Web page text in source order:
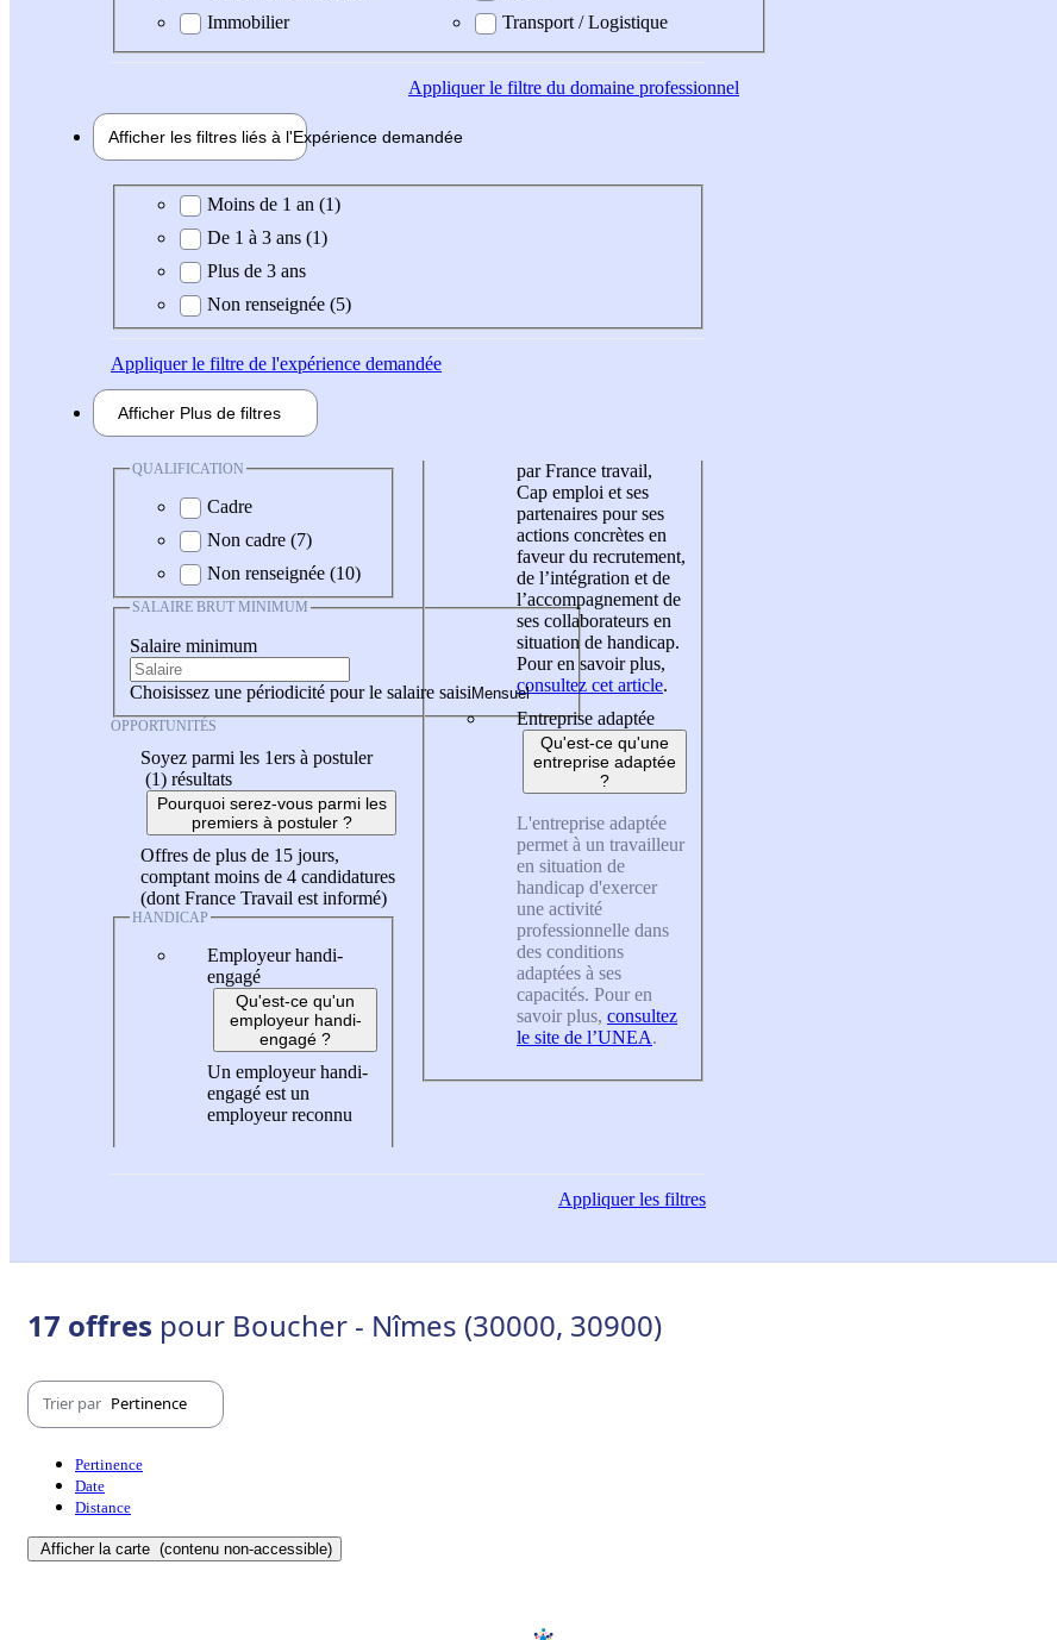
Immobilier
Transport / Logistique
Appliquerle filtre du domaine professionnel
Afficher les filtres liés à l'Expérience demandée
Expérience demandée
Moins de 1 an (1)
De 1 à 3 ans (1)
Plus de 3 ans
Non renseignée (5)
Appliquerle filtre de l'expérience demandée
Afficher Plus de filtres
QUALIFICATION
Cadre
Non cadre (7)
Non renseignée (10)
SALAIRE BRUT MINIMUM
Salaire minimum
Choisissez une périodicité pour le salaire saisi
OPPORTUNITÉS
Soyez parmi les 1ers à postuler
(1) résultats
Pourquoi serez-vous parmi les
premiers à postuler ?
Offres de plus de 15 jours,
comptant moins de 4 candidatures
(dont France Travail est informé)
HANDICAP
Employeur handi-
engagé
Qu'est-ce qu'un
employeur handi-
engagé ?
Un employeur handi-
engagé est un
employeur reconnu
par France travail,
Cap emploi et ses
partenaires pour ses
actions concrètes en
faveur du recrutement,
de l’intégration et de
l’accompagnement de
ses collaborateurs en
situation de handicap.
Pour en savoir plus,
consultez cet article.
Entreprise adaptée
Qu'est-ce qu'une
entreprise adaptée
?
L'entreprise adaptée
permet à un travailleur
en situation de
handicap d'exercer
une activité
professionnelle dans
des conditions
adaptées à ses
capacités. Pour en
savoir plus, consultez
le site de l’UNEA.
Appliquerles filtres
17 offres pour Boucher - Nîmes (30000, 30900)
Trier par Pertinence
Pertinence
Date
Distance
Afficher la carte (contenu non-accessible)